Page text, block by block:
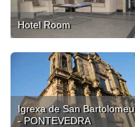
Hotel Room
Igrexa de San Bartolomeu
- PONTEVEDRA